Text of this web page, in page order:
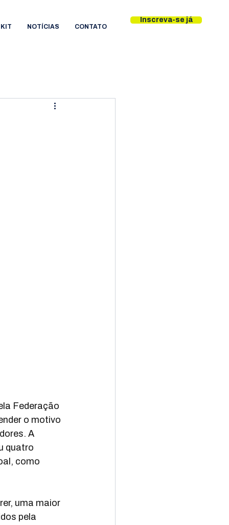
KIT NOTÍCIAS CONTATO
Inscreva-se já
Federação
o motivo
A
quatro
como
uma maior
pela